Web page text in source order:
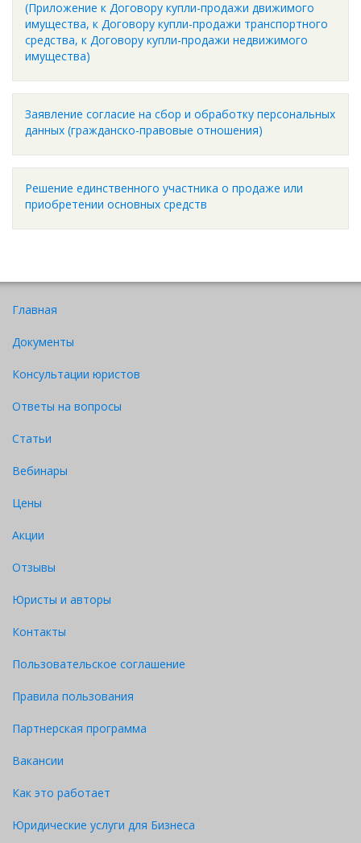
(Приложение к Договору купли-продажи движимого
имущества, к Договору купли-продажи транспортного
средства, к Договору купли-продажи недвижимого
имущества)
Заявление согласие на сбор и обработку персональных
данных (гражданско-правовые отношения)
Решение единственного участника о продаже или
приобретении основных средств
Главная
Документы
Консультации юристов
Ответы на вопросы
Статьи
Вебинары
Цены
Акции
Отзывы
Юристы и авторы
Контакты
Пользовательское соглашение
Правила пользования
Партнерская программа
Вакансии
Как это работает
Юридические услуги для Бизнеса